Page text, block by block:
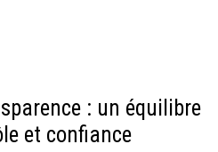
: un équilibre
et confiance